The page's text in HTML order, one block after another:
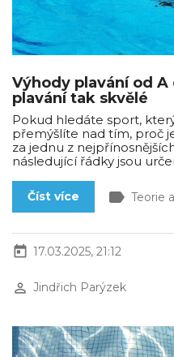
Výhody plavání od A
plavání tak skvělé
Pokud hledáte sport,
přemýšlíte nad tím, proč
za jednu z
následující řádky jsou
Číst více label Teorie
today 17.03.2025, 21:12
perm_identity Jindřich Parýzek